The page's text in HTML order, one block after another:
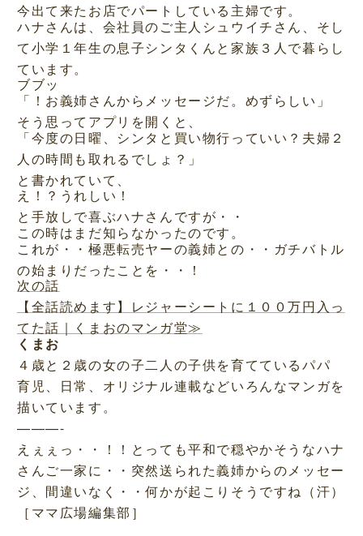
今出て来たお店でパートしている主婦です。
ハナさんは、会社員のご主人シュウイチさん、そし
て小学１年生の息子シンタくんと家族３人で暮らし
ています。
ブブッ
「！お義姉さんからメッセージだ。めずらしい」
そう思ってアプリを開くと、
「今度の日曜、シンタと買い物行っていい？夫婦２
人の時間も取れるでしょ？」
と書かれていて、
え！？うれしい！
と手放しで喜ぶハナさんですが・・
この時はまだ知らなかったのです。
これが・・極悪転売ヤーの義姉との・・ガチバトル
の始まりだったことを・・！
次の話
【全話読めます】レジャーシートに１００万円入っ
てた話｜くまおのマンガ堂≫
くまお
４歳と２歳の女の子二人の子供を育てているパパ
育児、日常、オリジナル連載などいろんなマンガを
描いています。
———-
えぇぇっ・・！！とっても平和で穏やかそうなハナ
さんご一家に・・突然送られた義姉からのメッセー
ジ、間違いなく・・何かが起こりそうですね（汗）
［ママ広場編集部］